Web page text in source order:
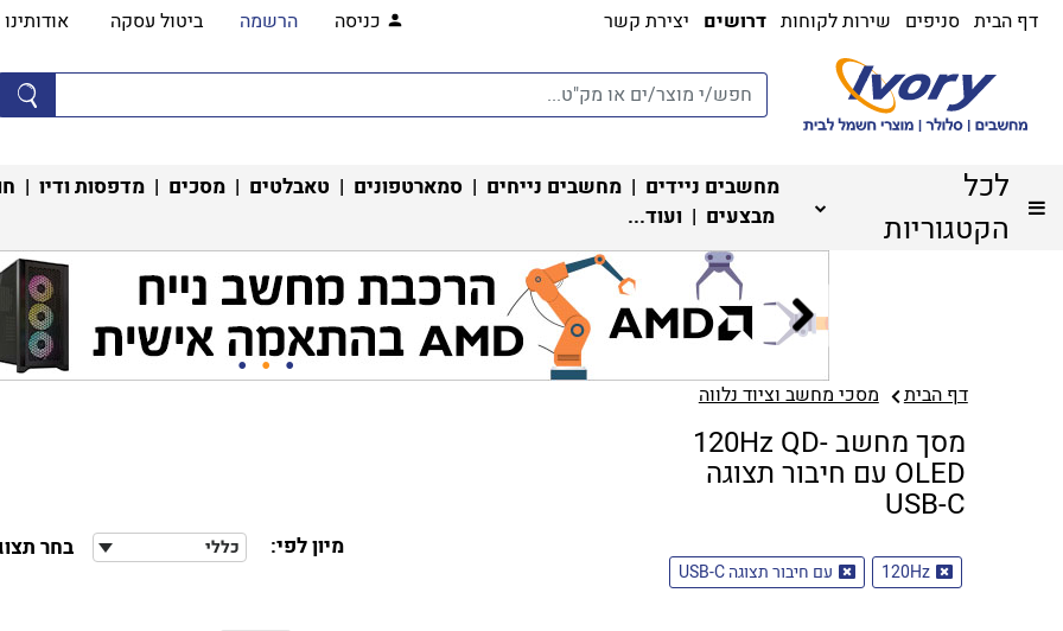
דף הבית סניפים שירות לקוחות דרושים יצירת קשר כניסה הרשמה ביטול עסקה אודותינו
לכל
הקטגוריות
מחשבים ניידים | מחשבים נייחים | סמארטפונים | טאבלטים | מסכים | מדפסות ודיו |
מבצעים | ועוד...
דף הבית מסכי מחשב וציוד נלווה
מסך מחשב 120Hz QD-
OLED עם חיבור תצוגה
USB-C
מיון לפי: כללי בחר
120Hz עם חיבור תצוגה USB-C